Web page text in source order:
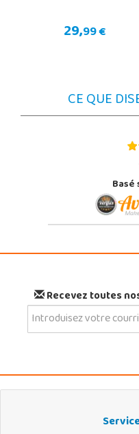
29,99 €
CE QUE
Basé
Recevez toutes